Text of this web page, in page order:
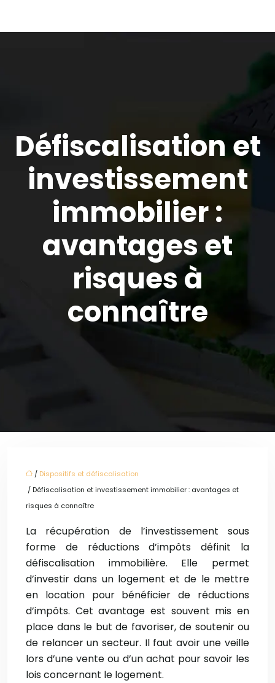
Défiscalisation et
investissement
immobilier :
avantages et
risques à
connaître
/ Dispositifs et défiscalisation
/ Défiscalisation et investissement immobilier : avantages et
risques à connaître
La récupération de l’investissement sous
forme de réductions d’impôts définit la
défiscalisation immobilière. Elle permet
d’investir dans un logement et de le mettre
en location pour bénéficier de réductions
d’impôts. Cet avantage est souvent mis en
place dans le but de favoriser, de soutenir ou
de relancer un secteur. Il faut avoir une veille
lors d’une vente ou d’un achat pour savoir les
lois concernant le logement.